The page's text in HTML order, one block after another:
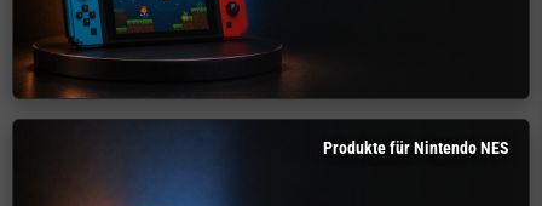
Produkte für Nintendo NES